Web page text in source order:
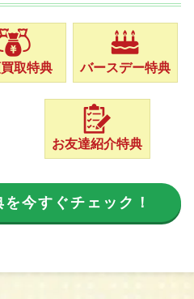
取特典 バースデー特典
お友達紹介特典
今すぐチェック！